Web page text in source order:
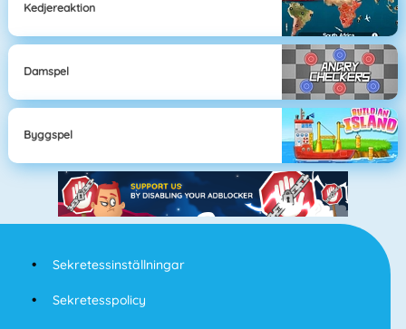
Kedjereaktion
Damspel
Byggspel
Sekretessinställningar
Sekretesspolicy